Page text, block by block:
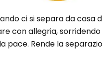
ci si separa da casa
con allegria,
pace. Rende la